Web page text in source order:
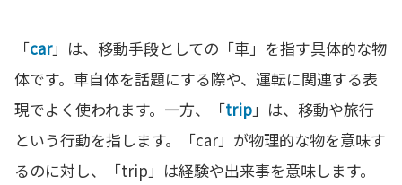
「car」は、移動手段としての「車」を指す具体的な物
体です。車自体を話題にする際や、運転に関連する表
現でよく使われます。一方、「trip」は、移動や旅行
という行動を指します。「car」が物理的な物を意味す
るのに対し、「trip」は経験や出来事を意味します。